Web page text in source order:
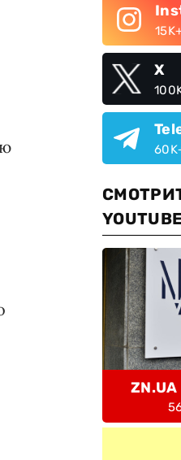
X
YOUTUBE